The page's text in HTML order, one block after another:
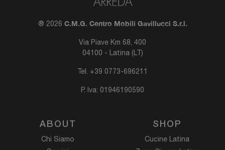
® 2026 C.M.G. Centro Mobili Gavillucci S.r.l.
Via Piave Km 68, 400
04100 - Latina (LT)
Tel. +39 0773-696211
P. Iva: 01946190590
ABOUT
Chi Siamo
SHOP
Cucine Latina